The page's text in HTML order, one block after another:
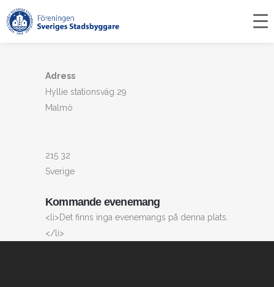
Adress
Hyllie stationsväg 29
Malmö
215 32
Sverige
Kommande evenemang
<li>Det finns inga evenemangs på denna plats.
</li>